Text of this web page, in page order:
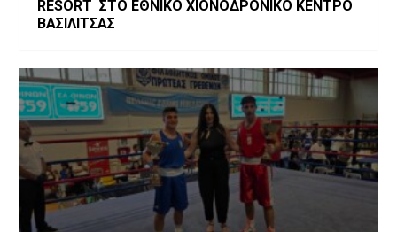
RESORT ΣΤΟ ΕΘΝΙΚΟ ΧΙΟΝΟΔΡΟΝΙΚΟ ΚΕΝΤΡΟ
ΒΑΣΙΛΙΤΣΑΣ